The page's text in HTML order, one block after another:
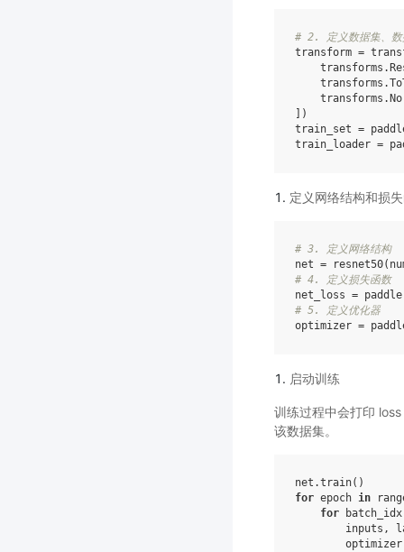
# 2. 定义数据集、
transform =
transforms .
transforms .
transforms .
])
train_set =
train_loader =
定义网络结构和损
# 3. 定义网络结构
net = resnet50(
# 4. 定义损失函数
net_loss = paddle
# 5. 定义优化器
optimizer =
启动训练
训练过程中会打印
该数据集。
net .train()
for epoch in
for
batch_idx
inputs ,
optimizer